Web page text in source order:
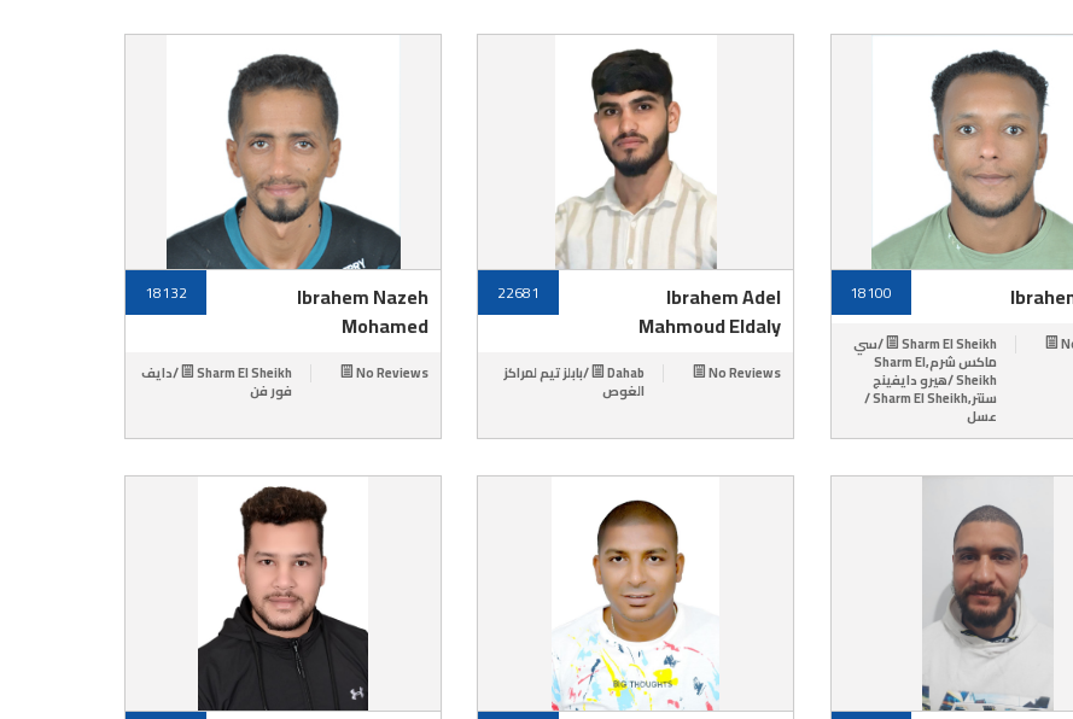
18100
Sharm El Sheikh /سي
ماكس شرم,Sharm El
Sheikh /هيرو دايفينج
سنتر,Sharm El Sheikh /
عسل
Ibrahem Adel
Mahmoud Eldaly
22681
No Reviews Dahab /بابلز تيم لمراكز
الغوص
Ibrahem Nazeh
Mohamed
18132
No Reviews Sharm El Sheikh /دايف
فور فن